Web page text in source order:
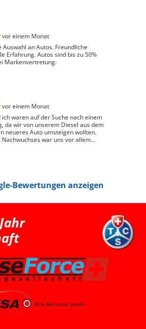
hat den gesamten Kaufprozess sehr
Die Abwicklung verlief reibungslos
und ich habe mein Fahrzeug genau so
es mir vorgestellt habe. Ich kann Auto
weiterempfehlen und
für den ausgezeichneten Service
vor einem Monat
Auswahl an Autos. Freundliche
Autos sind bis zu 50%
Markenvertretung.
vor einem Monat
ich waren auf der Suche nach einem
da wir von unserem Diesel aus dem
neueres Auto umsteigen wollten.
Nachwuchses war uns vor allem
Platz für einen Kindersitz
das Fahrzeug gut zu unserem Alltag
Kindersitz hinter dem Fahrer leider
hat. Somit war für uns klar, dass
Wahl ist. Schlussendlich
Auto Züri West zurückgekommen
einen super Deal für einen Peugeot
ist ein Voll-Benziner und passt für uns
und Gesamtpaket sehr gut. Die
Herrn Francesco Salerno war sehr
und unkompliziert. Auch wenn die
relativ klar und limitiert war, fühlten wir
Besonders positiv fand ich den
mit dem Berater über
und Dinge, die Autoliebhaber
Bewertungen anzeigen